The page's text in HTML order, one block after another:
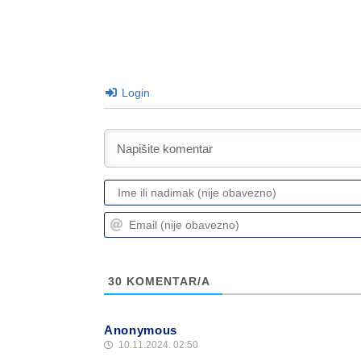
Login
30 KOMENTAR/A
Anonymous
10.11.2024. 02:50